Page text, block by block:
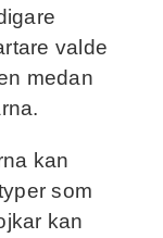
valde
medan
kan
som
kan